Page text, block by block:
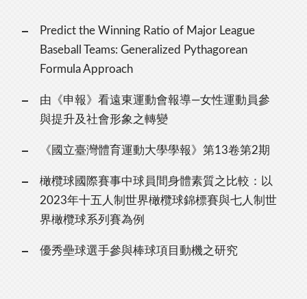
Predict the Winning Ratio of Major League
Baseball Teams: Generalized Pythagorean
Formula Approach
由《申報》看遠東運動會報導—女性運動員參
與提升及社會形象之轉變
《國立臺灣體育運動大學學報》第13卷第2期
橄欖球國際賽事中球員間身體素質之比較：以
2023年十五人制世界橄欖球錦標賽與七人制世
界橄欖球系列賽為例
優秀壘球選手參與棒球項目動機之研究